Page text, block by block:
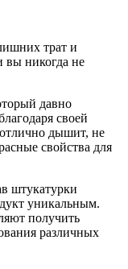
трат и
вы никогда не
давно
своей
дышит, не
свойства для
штукатурки
уникальным.
получить
различных